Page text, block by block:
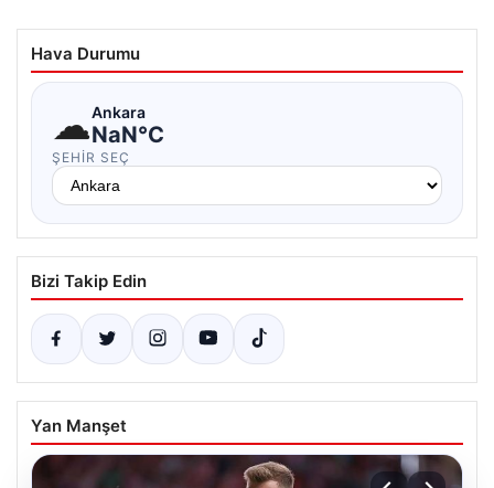
Hava Durumu
☁Ankara
NaN°C
ŞEHIR SEÇ
Bizi Takip Edin
Yan Manşet